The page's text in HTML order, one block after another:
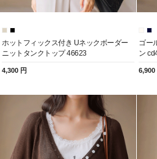
ホットフィックス付き Uネックボーダー
ニットタンクトップ 46623
4,300 円
ゴー
ン
6,900